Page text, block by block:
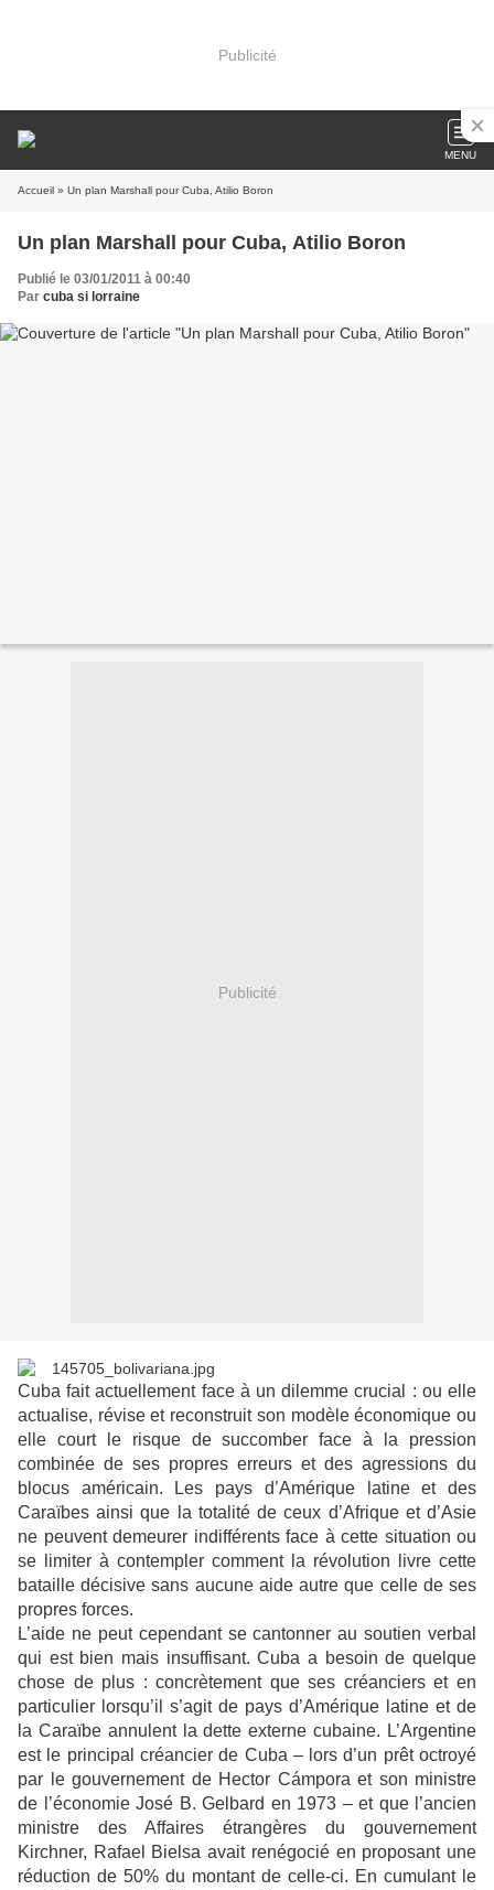
Publicité
MENU
Accueil » Un plan Marshall pour Cuba, Atilio Boron
Un plan Marshall pour Cuba, Atilio Boron
Publié le 03/01/2011 à 00:40
Par cuba si lorraine
Publicité
Cuba fait actuellement face à un dilemme crucial : ou elle
actualise, révise et reconstruit son modèle économique ou
elle court le risque de succomber face à la pression
combinée de ses propres erreurs et des agressions du
blocus américain. Les pays d’Amérique latine et des
Caraïbes ainsi que la totalité de ceux d’Afrique et d’Asie
ne peuvent demeurer indifférents face à cette situation ou
se limiter à contempler comment la révolution livre cette
bataille décisive sans aucune aide autre que celle de ses
propres forces.
L’aide ne peut cependant se cantonner au soutien verbal
qui est bien mais insuffisant. Cuba a besoin de quelque
chose de plus : concrètement que ses créanciers et en
particulier lorsqu’il s’agit de pays d’Amérique latine et de
la Caraïbe annulent la dette externe cubaine. L’Argentine
est le principal créancier de Cuba – lors d’un prêt octroyé
par le gouvernement de Hector Cámpora et son ministre
de l’économie José B. Gelbard en 1973 – et que l’ancien
ministre des Affaires étrangères du gouvernement
Kirchner, Rafael Bielsa avait renégocié en proposant une
réduction de 50% du montant de celle-ci. En cumulant le